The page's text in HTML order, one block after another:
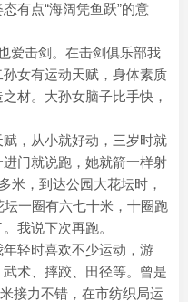
有点“海阔凭鱼跃”的意
爱击剑。在击剑俱乐部我
女有运动天赋，身体素质
材。大孙女脑子比手快，
，从小就好动，三岁时就
门就说跑，她就箭一样射
米，到达公园大花坛时，
一圈有六七十米，十圈跑
我说下次再跑。
轻时喜欢不少运动，游
术、摔跤、田径等。曾是
接力不错，在市纺织局运